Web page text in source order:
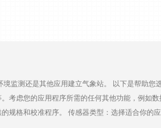
监测还是其他应用建立气象站。 以下是帮助
考虑您的应用程序所需的任何其他功能，例如
规格和校准程序。 传感器类型：选择适合你的